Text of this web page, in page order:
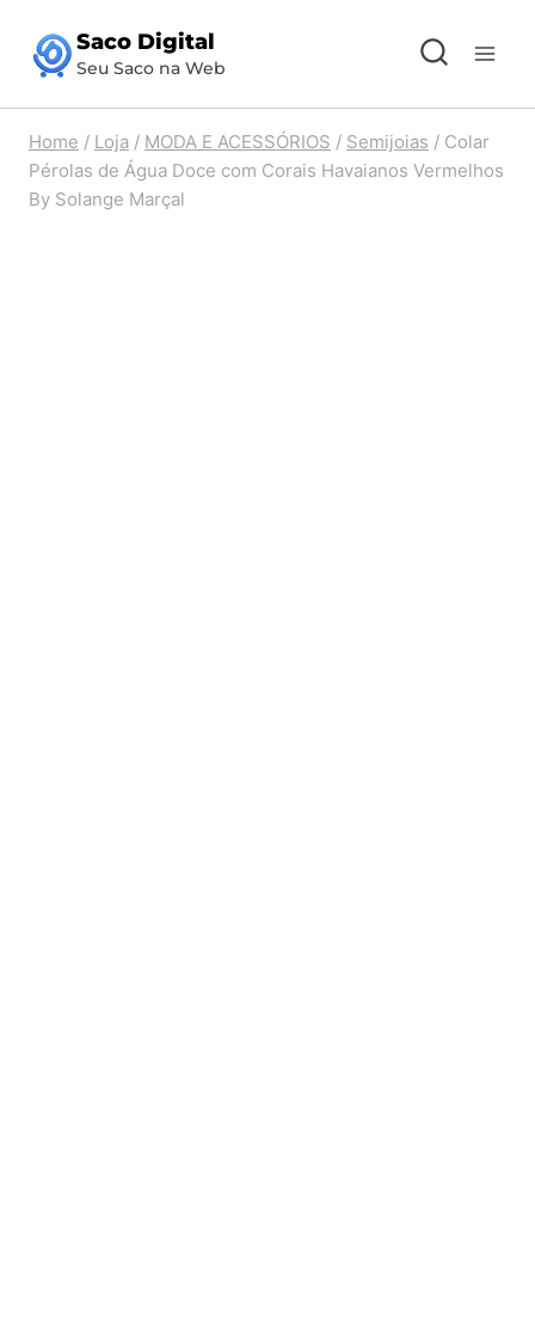
para
Conteúdo
Saco Digital
Seu Saco na Web
Home / Loja / MODA E ACESSÓRIOS / Semijoias / Colar
Pérolas de Água Doce com Corais Havaianos Vermelhos
By Solange Marçal